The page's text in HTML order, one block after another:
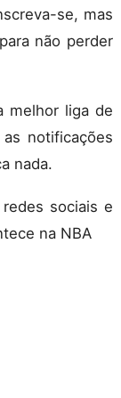
se, mas
não perder
melhor liga de
notificações
nada.
sociais e
na NBA